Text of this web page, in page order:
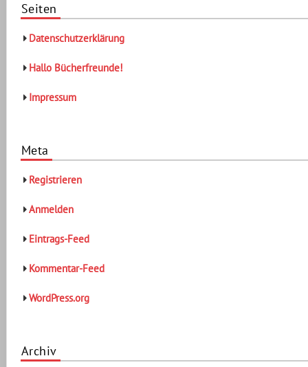
Seiten
Datenschutzerklärung
Hallo Bücherfreunde!
Impressum
Meta
Registrieren
Anmelden
Eintrags-Feed
Kommentar-Feed
WordPress.org
Archiv